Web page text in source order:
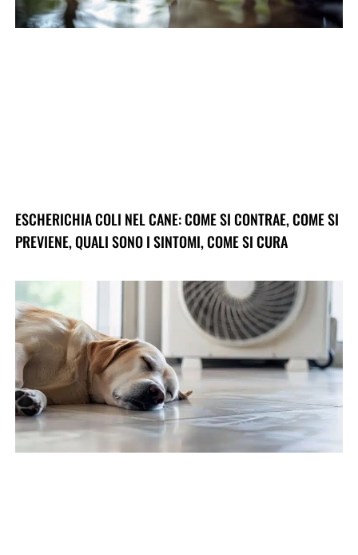
ESCHERICHIA COLI NEL CANE: COME SI CONTRAE, COME SI
PREVIENE, QUALI SONO I SINTOMI, COME SI CURA